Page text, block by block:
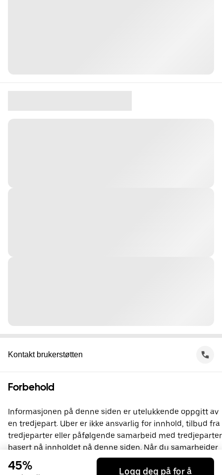
Kontakt brukerstøtten
Forbehold
Informasjonen på denne siden er utelukkende oppgitt av
en tredjepart. Uber er ikke ansvarlig for innhold, tilbud fra
tredjeparter eller påfølgende samarbeid med tredjeparter
basert på innholdet på denne siden. Når du samarbeider
med en tredjepart, inngår du en avtale direkte med
vedkommende. Uber er ikke part i denne avtalen. Du kan
45% Logg deg på for å